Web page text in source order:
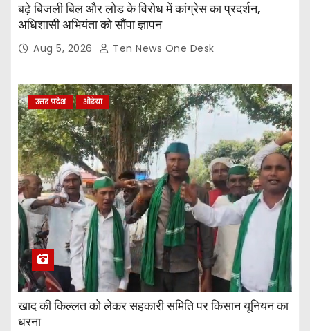
बढ़े बिजली बिल और लोड के विरोध में कांग्रेस का प्रदर्शन,
अधिशासी अभियंता को सौंपा ज्ञापन
Aug 5, 2026 Ten News One Desk
उत्तर प्रदेश औरेया
खाद की किल्लत को लेकर सहकारी समिति पर किसान यूनियन का
धरना